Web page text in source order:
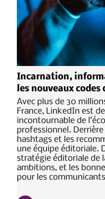
Incarnation,
les nouveaux
Avec plus de 30
France, LinkedIn est
incontournable de
professionnel.
hashtags et les
une équipe éditoriale.
stratégie éditoriale de
ambitions, et les
pour les